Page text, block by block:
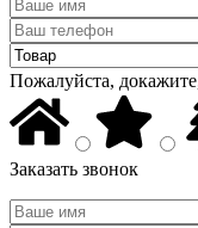
Пожалуйста,
Заказать звонок